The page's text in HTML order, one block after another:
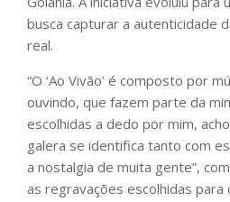
busca capturar a autenticidade
real.
“O ‘Ao Vivão’ é composto por
ouvindo, que fazem parte da
escolhidas a dedo por mim,
galera se identifica tanto com
a nostalgia de muita gente”,
as regravações escolhidas para